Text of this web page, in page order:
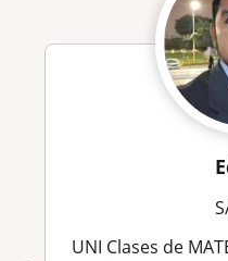
UNI Clases de MATEMÁTICAS / FÍSICA